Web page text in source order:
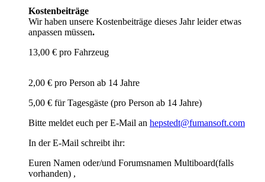
Kostenbeiträge
Wir haben unsere Kostenbeiträge dieses Jahr leider etwas
anpassen müssen.
13,00 € pro Fahrzeug
2,00 € pro Person ab 14 Jahre
5,00 € für Tagesgäste (pro Person ab 14 Jahre)
Bitte meldet euch per E-Mail an hepstedt@fumansoft.com
In der E-Mail schreibt ihr:
Euren Namen oder/und Forumsnamen Multiboard(falls
vorhanden) ,